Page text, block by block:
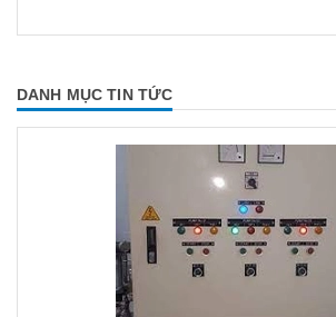
DANH MỤC TIN TỨC